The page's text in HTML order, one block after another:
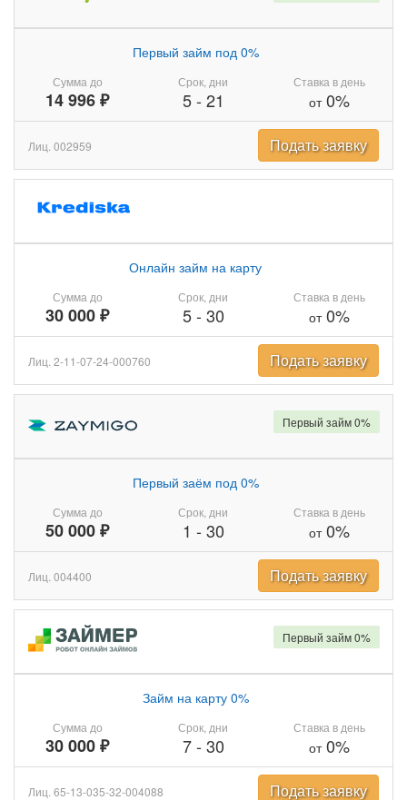
Сумма до
14 996 ₽
Первый займ под 0%
Срок, дни
5- 21
Ставка в день
от0%
Лиц. 002959 Подать заявку
Сумма до
30 000 ₽
Онлайн займ на карту
Срок, дни
5- 30
Ставка в день
от0%
Лиц. 2-11-07-24-000760 Подать заявку
Сумма до
50 000 ₽
Первый заём под 0%
Срок, дни
1 - 30
Ставка в день
от0%
Первый займ 0%
Лиц. 004400 Подать заявку
Сумма до
30 000 ₽
Займ на карту 0%
Срок, дни
7- 30
Ставка в день
от0%
Первый займ 0%
Лиц. 65-13-035-32-004088 Подать заявку